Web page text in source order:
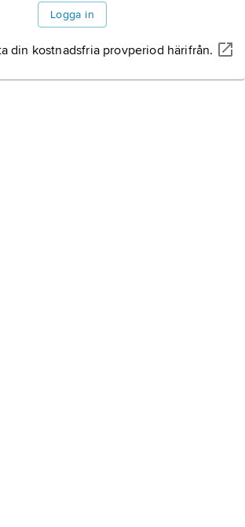
Logga in
din kostnadsfria provperiod härifrån.